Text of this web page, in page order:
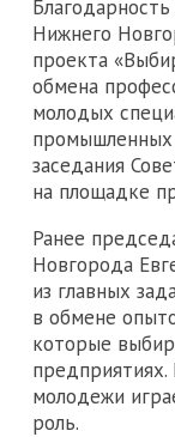
Нижнего
проекта
обмена
молодых
промышленных
заседания
на площадке
Ранее
Новгорода
из главных
в обмене
которые
молодежи
роль.